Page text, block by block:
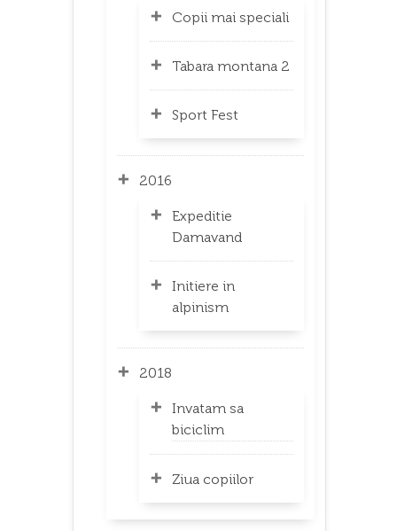
Copii mai speciali
Tabara montana 2
Sport Fest
2016
Expeditie
Damavand
Initiere in
alpinism
2018
Invatam sa
biciclim
Ziua copiilor